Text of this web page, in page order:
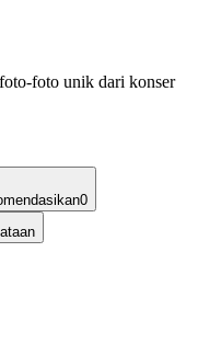
foto unik dari konser
0